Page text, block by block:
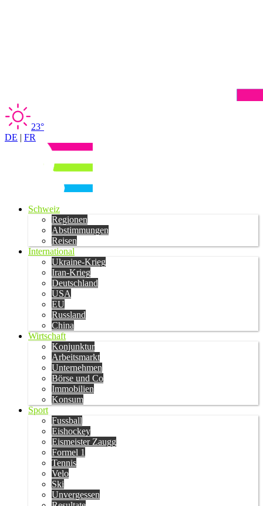
23°
DE | FR
Schweiz
Regionen
Abstimmungen
Reisen
International
Ukraine-Krieg
Iran-Krieg
Deutschland
USA
EU
Russland
China
Wirtschaft
Konjunktur
Arbeitsmarkt
Unternehmen
Börse und Co
Immobilien
Konsum
Sport
Fussball
Eishockey
Eismeister Zaugg
Formel 1
Tennis
Velo
Ski
Unvergessen